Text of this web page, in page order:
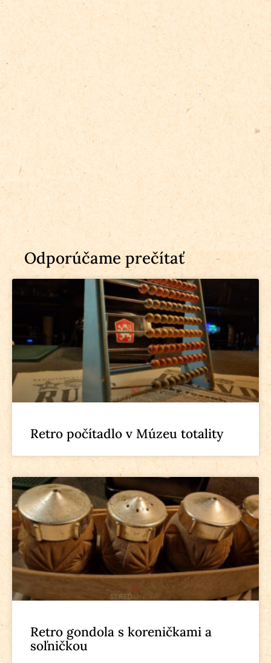
Odporúčame prečítať
Retro počítadlo v Múzeu totality
Retro gondola s koreničkami a
soľničkou